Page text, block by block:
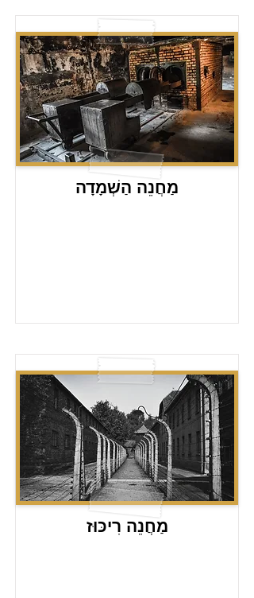
מַחֲנֵה הַשְׁמָדָה
מַחֲנֵה רִיכּוּז